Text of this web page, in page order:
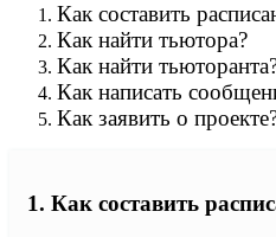
Как составить
Как найти тьютора?
Как найти
Как написать
Как заявить о
1. Как составить